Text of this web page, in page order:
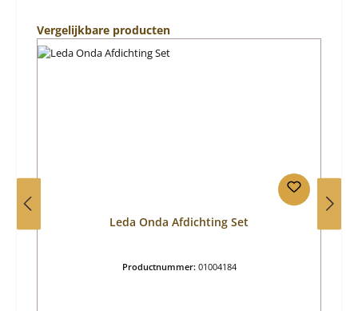
Productgalerij overslaan
Vergelijkbare producten
Leda Onda Afdichting Set
Productnummer: 01004184